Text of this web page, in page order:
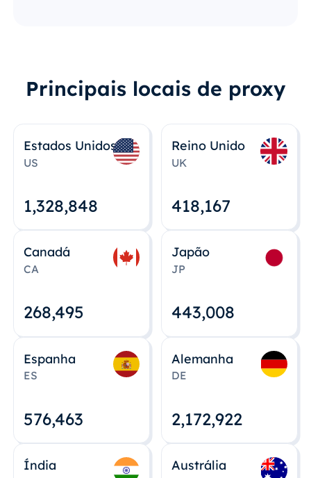
Principais locais de proxy
Estados Unidos
US
1,328,848
Reino Unido
UK
418,167
Canadá
CA
268,495
Japão
JP
443,008
Espanha
ES
576,463
Alemanha
DE
2,172,922
Índia Austrália